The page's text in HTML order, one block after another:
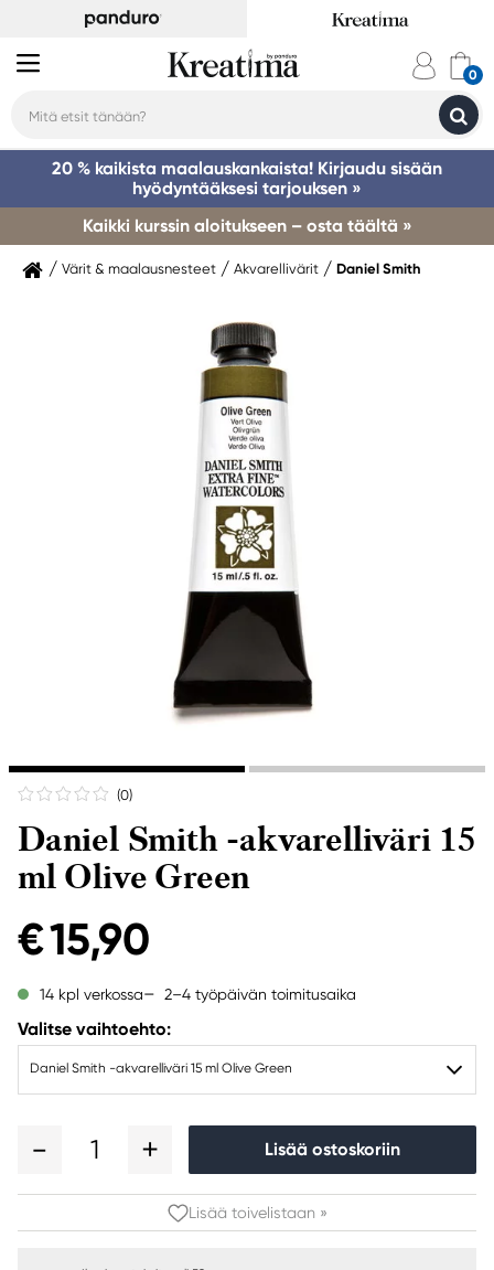
20 % kaikista maalauskankaista! Kirjaudu sisään
hyödyntääksesi tarjouksen »
Kaikki kurssin aloitukseen – osta täältä »
Värit & maalausnesteet Akvarellivärit Daniel Smith
(0)
Daniel Smith -akvarelliväri 15
ml Olive Green
€ 15,90
14 kpl verkossa 2–4 työpäivän toimitusaika
Valitse vaihtoehto:
Daniel Smith -akvarelliväri 15 ml Olive Green
1 Lisää ostoskoriin
Lisää toivelistaan »